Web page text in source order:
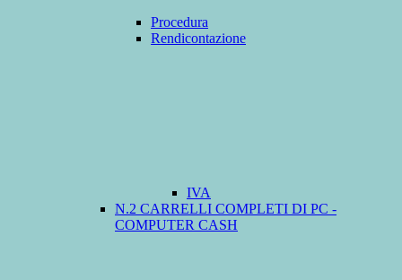
Procedura
Rendicontazione
IVA
N.2 CARRELLI COMPLETI DI PC -
COMPUTER CASH